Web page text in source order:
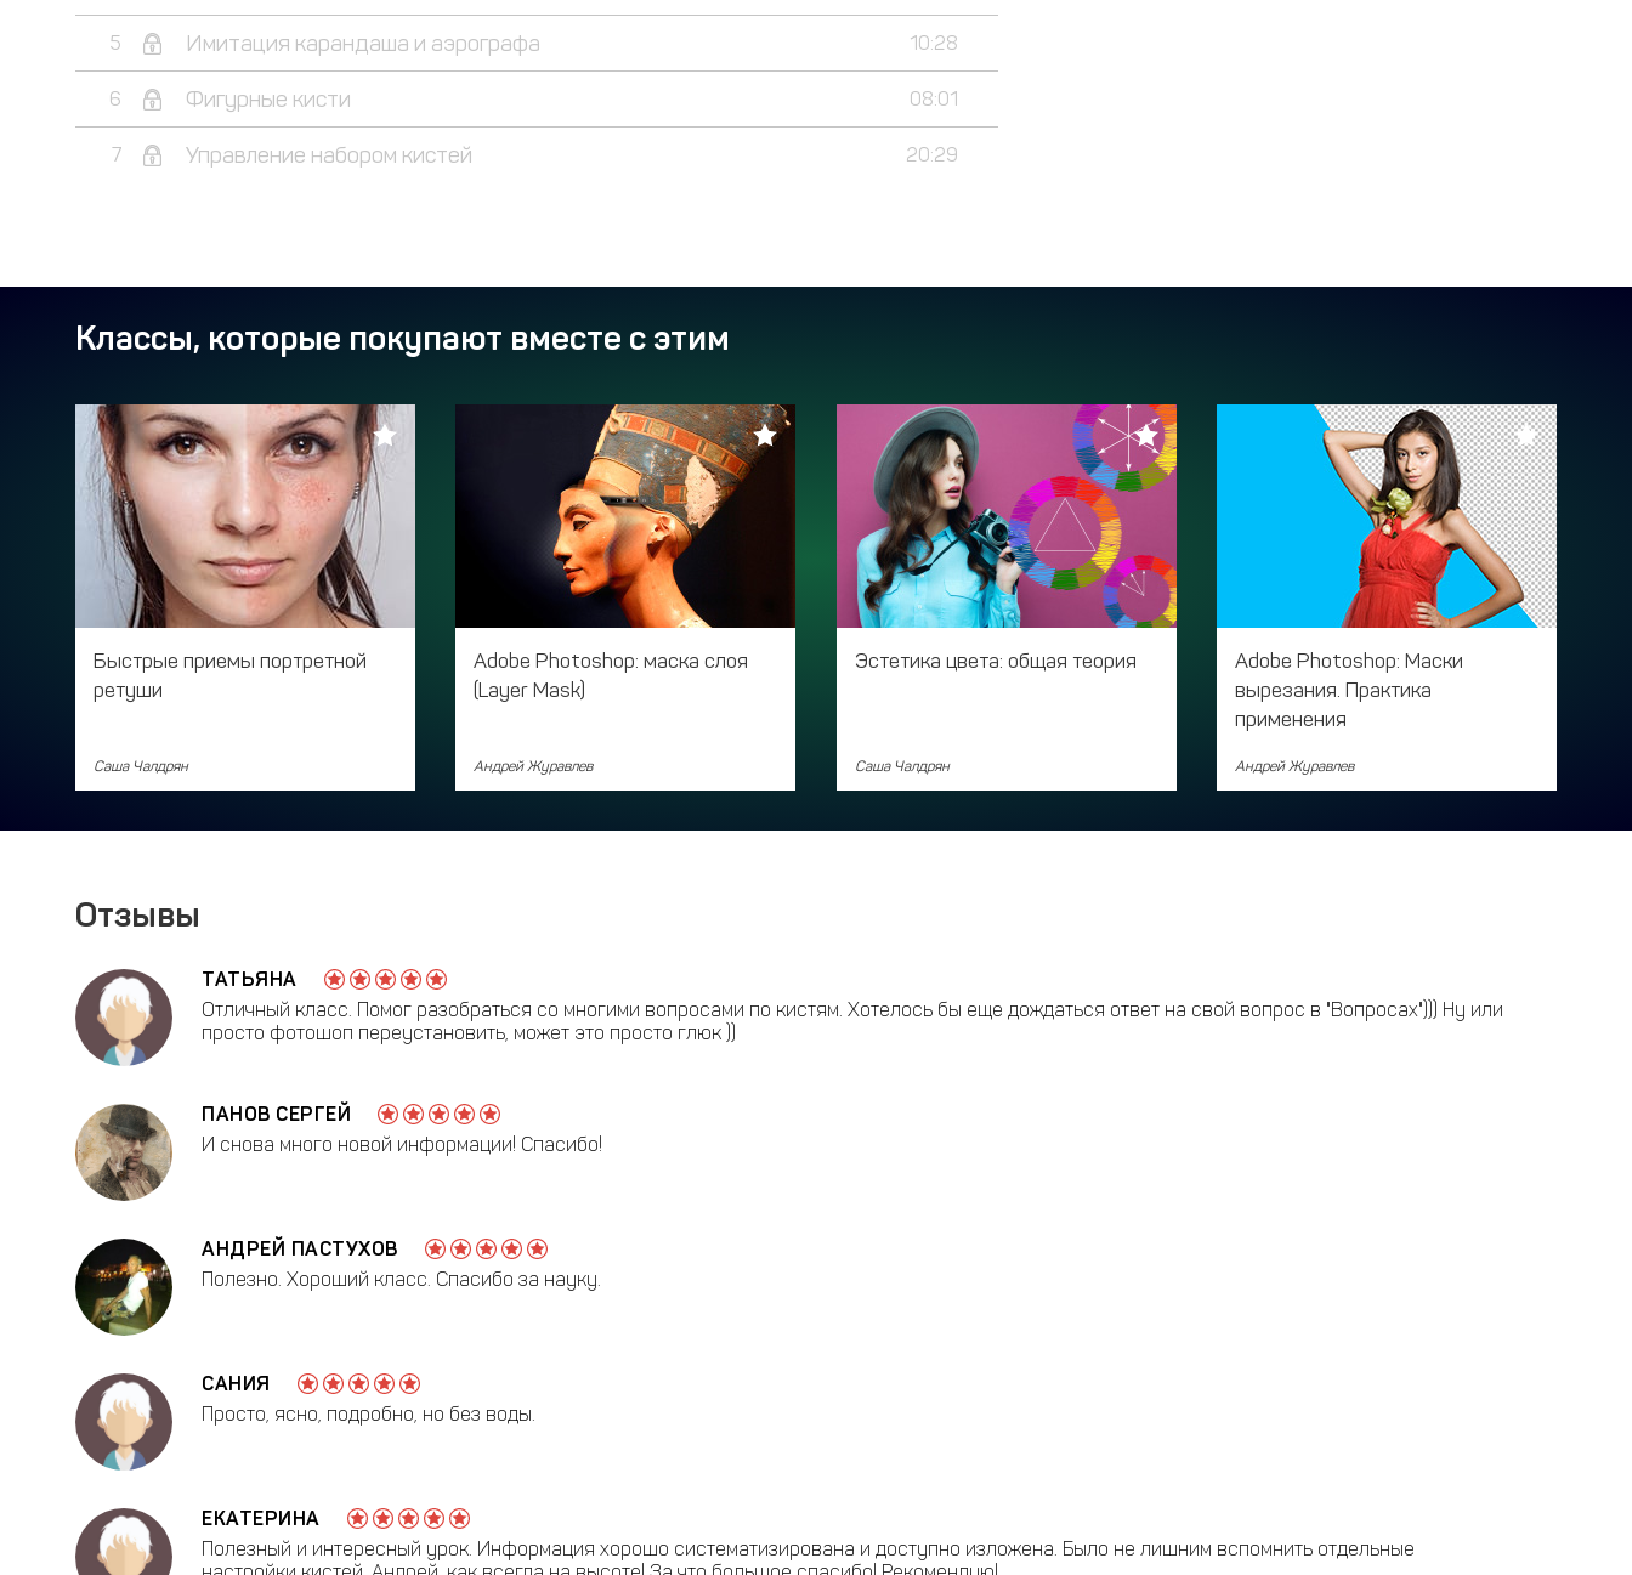
5 Имитация карандаша и аэрографа 10:28
6 Фигурные кисти 08:01
7 Управление набором кистей 20:29
Классы, которые покупают вместе с этим
Быстрые приемы портретной
ретуши
Саша Чалдрян
Adobe Photoshop: маска слоя
(Layer Mask)
Андрей Журавлев
Эстетика цвета: общая теория
Саша Чалдрян
Adobe Photoshop: Маски
вырезания. Практика
применения
Андрей Журавлев
Отзывы
ТАТЬЯНА
Отличный класс. Помог разобраться со многими вопросами по кистям. Хотелось бы еще дождаться ответ на свой вопрос в "Вопросах"))) Ну или
просто фотошоп переустановить, может это просто глюк ))
ПАНОВ СЕРГЕЙ
И снова много новой информации! Спасибо!
АНДРЕЙ ПАСТУХОВ
Полезно. Хороший класс. Спасибо за науку.
САНИЯ
Просто, ясно, подробно, но без воды.
ЕКАТЕРИНА
Полезный и интересный урок. Информация хорошо систематизирована и доступно изложена. Было не лишним вспомнить отдельные